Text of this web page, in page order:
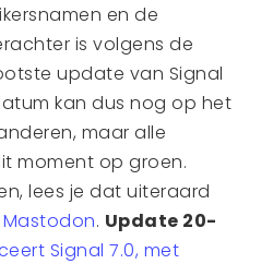
en de
is volgens de
update van Signal
kan dus nog op het
maar alle
moment op groen.
lees je dat uiteraard
Mastodon. Update 20-
Signal 7.0, met